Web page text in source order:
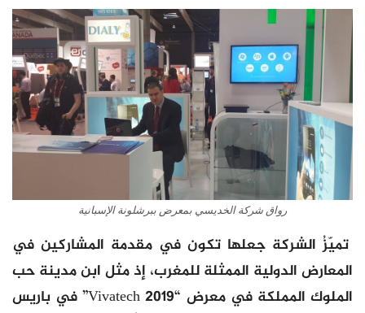
رواق شركة الخديسي بمعرض ببرشلونة الإسبانية
تميّزُ الشركة جعلها تكون في مقدمة المشاركين في
المعارض الدولية الممثلة للمغرب، إذ مثل ابن مدينة حب
الملوك المملكة في معرض “Vivatech 2019” في باريس